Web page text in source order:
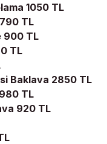
1050 TL
790 TL
900 TL
TL
Baklava 2850 TL
TL
920 TL